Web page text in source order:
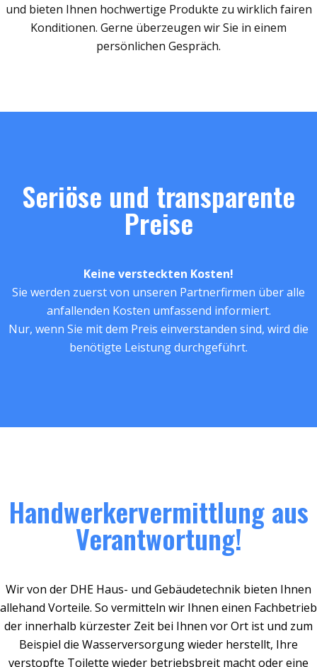
und bieten Ihnen hochwertige Produkte zu wirklich fairen
Konditionen. Gerne überzeugen wir Sie in einem
persönlichen Gespräch.
Seriöse und transparente
Preise
Keine versteckten Kosten!
Sie werden zuerst von unseren Partnerfirmen über alle
anfallenden Kosten umfassend informiert.
Nur, wenn Sie mit dem Preis einverstanden sind, wird die
benötigte Leistung durchgeführt.
Handwerkervermittlung aus
Verantwortung!
Wir von der DHE Haus- und Gebäudetechnik bieten Ihnen
allehand Vorteile. So vermitteln wir Ihnen einen Fachbetrieb
der innerhalb kürzester Zeit bei Ihnen vor Ort ist und zum
Beispiel die Wasserversorgung wieder herstellt, Ihre
verstopfte Toilette wieder betriebsbreit macht oder eine